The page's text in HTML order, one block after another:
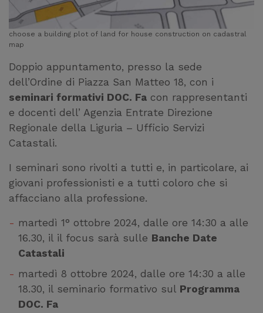
choose a building plot of land for house construction on cadastral
map
Doppio appuntamento, presso la sede
dell’Ordine di Piazza San Matteo 18, con i
seminari formativi DOC. Fa con rappresentanti
e docenti dell’ Agenzia Entrate Direzione
Regionale della Liguria – Ufficio Servizi
Catastali.
I seminari sono rivolti a tutti e, in particolare, ai
giovani professionisti e a tutti coloro che si
affacciano alla professione.
martedì 1° ottobre 2024, dalle ore 14:30 a alle
16.30, il il focus sarà sulle Banche Date
Catastali
martedì 8 ottobre 2024, dalle ore 14:30 a alle
18.30, il seminario formativo sul Programma
DOC. Fa